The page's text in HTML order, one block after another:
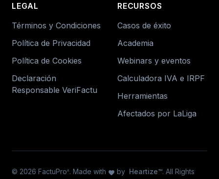
LEGAL
Términos y Condiciones
Política de Privacidad
Política de Cookies
Declaración
Responsable VeriFactu
RECURSOS
Casos de éxito
Academia
Webinars y eventos
Calculadora IVA e IRPF
Herramientas
Afectados por LaLiga
© 2026 FactuProx . Made with favorite by Heartize™. All Rights